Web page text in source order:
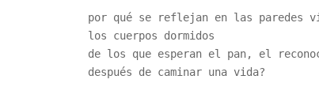
por qué se reflejan en las paredes
los cuerpos dormidos
de los que esperan el pan, el
después de caminar una vida?